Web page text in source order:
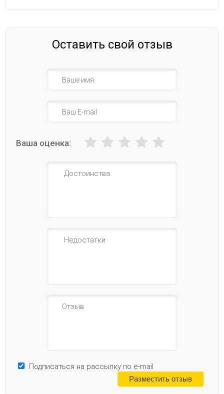
Оставить свой отзыв
Ваша оценка:
Подписаться на рассылку по e-mail